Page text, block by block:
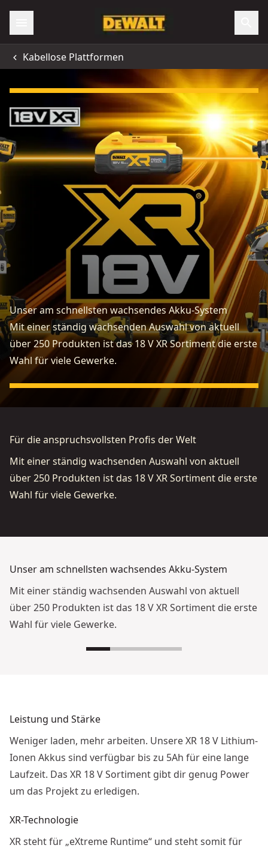
Kabellose Plattformen
Unser am schnellsten wachsendes Akku-System
Mit einer ständig wachsenden Auswahl von aktuell
über 250 Produkten ist das 18 V XR Sortiment die erste
Wahl für viele Gewerke.
Für die anspruchsvollsten Profis der Welt
Mit einer ständig wachsenden Auswahl von aktuell
über 250 Produkten ist das 18 V XR Sortiment die erste
Wahl für viele Gewerke.
Video ansehen
Unser am schnellsten wachsendes Akku-System
Mit einer ständig wachsenden Auswahl von aktuell
über 250 Produkten ist das 18 V XR Sortiment die erste
Wahl für viele Gewerke.
Leistung und Stärke
Weniger laden, mehr arbeiten. Unsere XR 18 V Lithium-
Ionen Akkus sind verfügbar bis zu 5Ah für eine lange
Laufzeit. Das XR 18 V Sortiment gibt dir genug Power
um das Projekt zu erledigen.
XR-Technologie
XR steht für „eXtreme Runtime“ und steht somit für